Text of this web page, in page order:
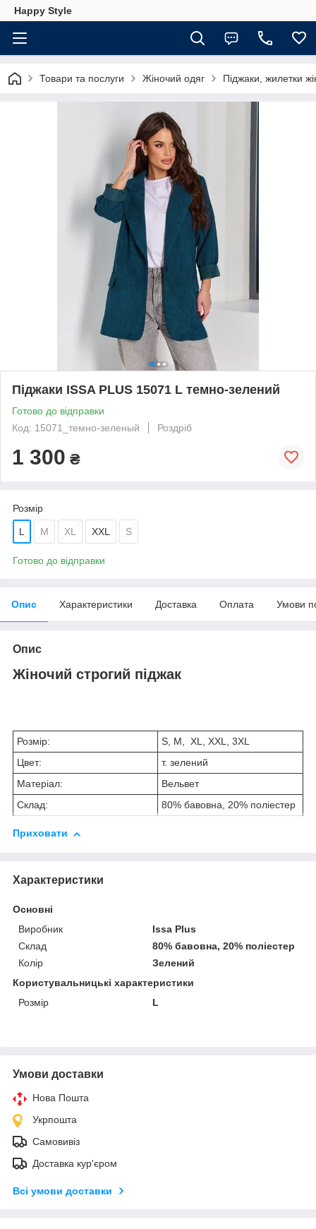
Happy Style
Товари та послуги Жіночий одяг Піджаки, жилетки
Піджаки ISSA PLUS 15071 L темно-зелений
Готово до відправки
Код: 15071_темно-зеленый
Роздріб
1 300 ₴
Розмір
L M XL XXL S
Готово до відправки
Опис Характеристики Доставка Оплата Умови
Опис
Жіночий строгий піджак
Розмір:
S, M, XL, XXL, 3XL
Цвет:
т. зелений
Матеріал:
Вельвет
Склад:
80% бавовна, 20% поліестер
Приховати
Характеристики
Основні
Виробник
Issa Plus
Склад
80% бавовна, 20% поліестер
Колір
Зелений
Користувальницькі характеристики
Розмір
L
Умови доставки
Нова Пошта
Укрпошта
Самовивіз
Доставка кур'єром
Всі умови доставки